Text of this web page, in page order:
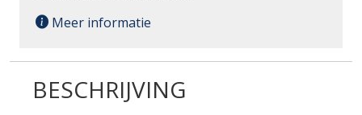
Meer informatie
BESCHRIJVING